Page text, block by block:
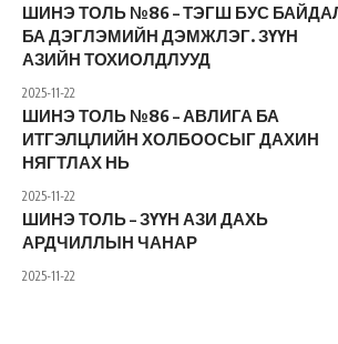
ШИНЭ ТОЛЬ №86 – ТЭГШ БУС
БА ДЭГЛЭМИЙН ДЭМЖЛЭГ. ЗҮҮН
АЗИЙН ТОХИОЛДЛУУД
2025-11-22
ШИНЭ ТОЛЬ №86 – АВЛИГА БА
ИТГЭЛЦЛИЙН ХОЛБООСЫГ ДАХИН
НЯГТЛАХ НЬ
2025-11-22
ШИНЭ ТОЛЬ – ЗҮҮН АЗИ ДАХЬ
АРДЧИЛЛЫН ЧАНАР
2025-11-22